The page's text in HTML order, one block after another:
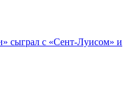
сыграл с «Сент-Луисом» и